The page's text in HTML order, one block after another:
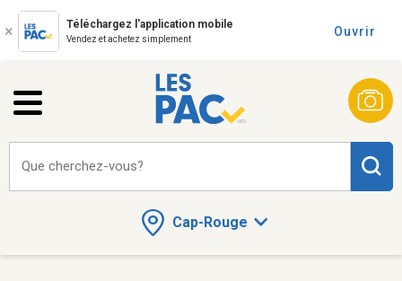
Téléchargez l'application mobile
Vendez et achetez simplement
Ouvrir
Cap-Rouge
Que cherchez-vous?